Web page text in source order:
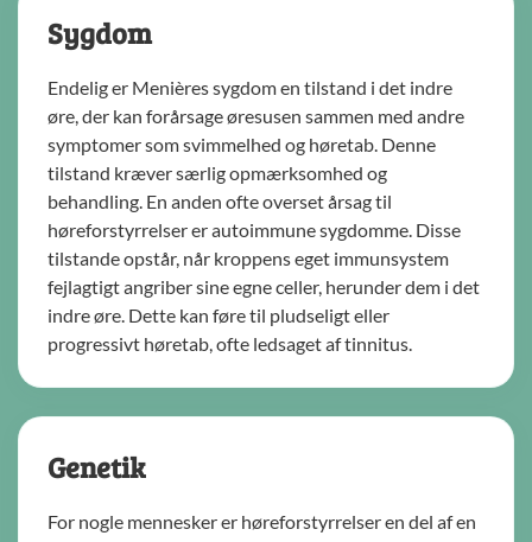
Sygdom
Endelig er Menières sygdom en tilstand i det indre
øre, der kan forårsage øresusen sammen med andre
symptomer som svimmelhed og høretab. Denne
tilstand kræver særlig opmærksomhed og
behandling. En anden ofte overset årsag til
høreforstyrrelser er autoimmune sygdomme. Disse
tilstande opstår, når kroppens eget immunsystem
fejlagtigt angriber sine egne celler, herunder dem i det
indre øre. Dette kan føre til pludseligt eller
progressivt høretab, ofte ledsaget af tinnitus.
Genetik
For nogle mennesker er høreforstyrrelser en del af en